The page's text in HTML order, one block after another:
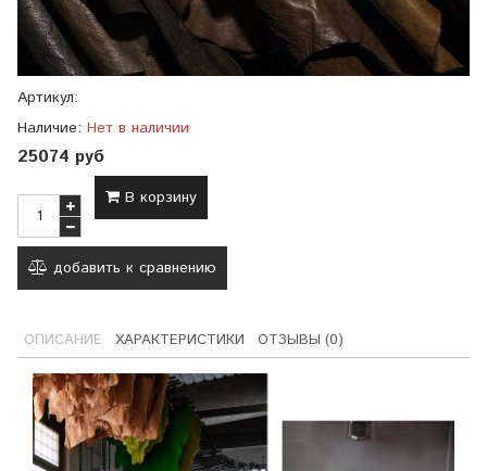
Артикул:
Наличие: Нет в наличии
25074 руб
В корзину
добавить к сравнению
ОПИСАНИЕ ХАРАКТЕРИСТИКИ ОТЗЫВЫ (0)